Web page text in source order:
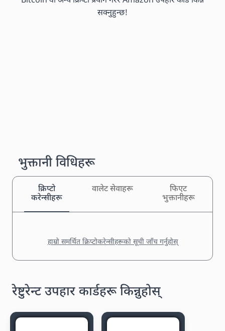
सक्नुहुन्छ!
भुक्तानी विधिहरू
क्रिप्टो
करेन्सीहरू
वालेट सेवाहरू
फिएट
भुक्तानीहरू
हाम्रो समर्थित क्रिप्टोकरेन्सीहरूको सूची जाँच गर्नुहोस्
रेष्टुरेन्ट उपहार कार्डहरू किन्नुहोस्